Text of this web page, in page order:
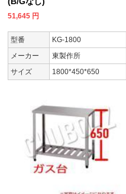
51,645 円
型番
KG-1800
メーカー
東製作所
サイズ
1800*450*650